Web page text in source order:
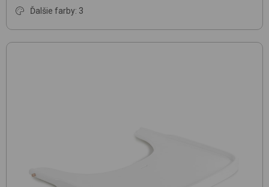
Ďalšie farby: 3